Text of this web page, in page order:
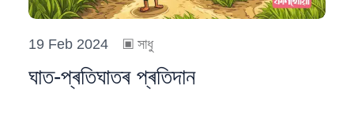
19 Feb 2024 ▣ সাধু
ঘাত-প্ৰতিঘাতৰ প্ৰতিদান